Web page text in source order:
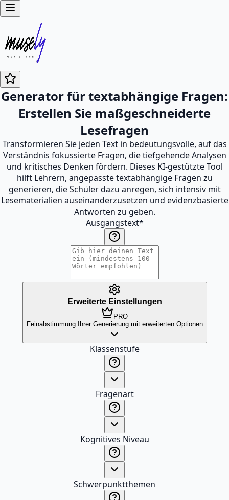
Generator für textabhängige Fragen:
Erstellen Sie maßgeschneiderte
Lesefragen
Transformieren Sie jeden Text in bedeutungsvolle, auf das
Verständnis fokussierte Fragen, die tiefgehende Analysen
und kritisches Denken fördern. Dieses KI-gestützte Tool
hilft Lehrern, angepasste textabhängige Fragen zu
generieren, die Schüler dazu anregen, sich intensiv mit
Lesematerialien auseinanderzusetzen und evidenzbasierte
Antworten zu geben.
Ausgangstext*
Erweiterte Einstellungen
PRO
Feinabstimmung Ihrer Generierung mit erweiterten Optionen
Klassenstufe
Fragenart
Kognitives Niveau
Schwerpunktthemen